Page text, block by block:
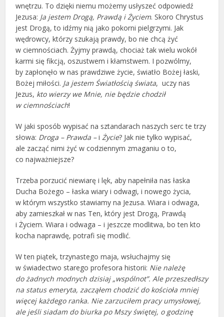
wnętrzu. To dzięki niemu możemy usłyszeć odpowiedź
Jezusa: Ja jestem Drogą, Prawdą i Życiem. Skoro Chrystus
jest Drogą, to idźmy nią jako pokorni pielgrzymi. Jak
wędrowcy, którzy szukają prawdy, bo nie chcą żyć
w ciemnościach. Żyjmy prawdą, chociaż tak wielu wokół
karmi się fikcją, oszustwem i kłamstwem. I pozwólmy,
by zapłonęło w nas prawdziwe życie, światło Bożej łaski,
Bożej miłości. Ja jestem Światłością świata, uczy nas
Jezus, kto wierzy we Mnie, nie będzie chodził
w ciemnościach!
W jaki sposób wypisać na sztandarach naszych serc te trzy
słowa: Droga – Prawda –i Życie? Jak nie tylko wypisać,
ale zacząć nimi żyć w codziennym zmaganiu o to,
co najważniejsze?
Trzeba porzucić niewiarę i lęk, aby napełniła nas łaska
Ducha Bożego – łaska wiary i odwagi, i nowego życia,
w którym wszystko stawiamy na Jezusa. Wiara i odwaga,
aby zamieszkał w nas Ten, który jest Drogą, Prawdą
i Życiem. Wiara i odwaga – i jeszcze modlitwa, bo ten kto
kocha naprawdę, potrafi się modlić.
W ten piątek, trzynastego maja, wsłuchajmy się
w świadectwo starego profesora historii: Nie należę
do żadnych modnych dzisiaj „wspólnot”. Ale przeszedłszy
na status emeryta, zacząłem chodzić do kościoła mniej
więcej każdego ranka. Nie zarzuciłem pracy umysłowej,
ale jeśli siadam do biurka po Mszy świętej, o godzinę